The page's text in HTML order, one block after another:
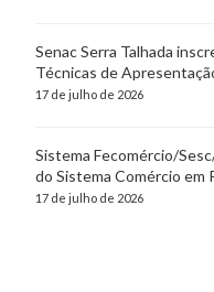
Senac Serra Talhada
Técnicas de
17 de julho de 2026
Sistema Fecomércio/
do Sistema Comércio em
17 de julho de 2026